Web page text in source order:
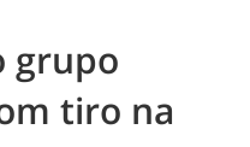
grupo
tiro na